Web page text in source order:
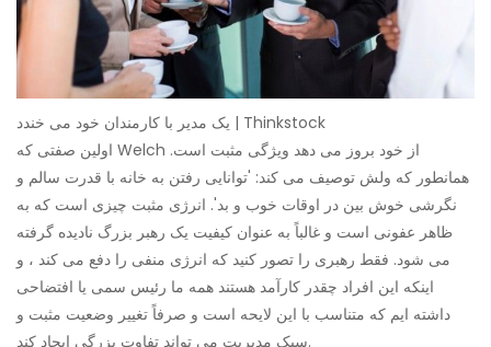
یک مدیر با کارمندان خود می خندد | Thinkstock
اولین صفتی که Welch از خود بروز می دهد ویژگی مثبت است.
همانطور که ولش توصیف می کند: 'توانایی رفتن به خانه با قدرت سالم و
نگرشی خوش بین در اوقات خوب و بد'. انرژی مثبت چیزی است که به
ظاهر عفونی است و غالباً به عنوان کیفیت یک رهبر بزرگ نادیده گرفته
می شود. فقط رهبری را تصور کنید که انرژی منفی را دفع می کند ، و
اینکه این افراد چقدر کارآمد هستند همه ما رئیس سمی یا افتضاحی
داشته ایم که متناسب با این لایحه است و صرفاً تغییر وضعیت مثبت و
سبک مدیریت می تواند تفاوت بزرگی ایجاد کند.